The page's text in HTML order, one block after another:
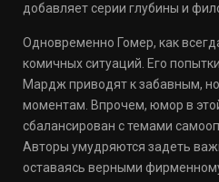
добавляет серии глубины и
Одновременно Гомер, как
комичных ситуаций. Его
Мардж приводят к забавным,
моментам. Впрочем, юмор в
сбалансирован с темами
Авторы умудряются задеть
оставаясь верными